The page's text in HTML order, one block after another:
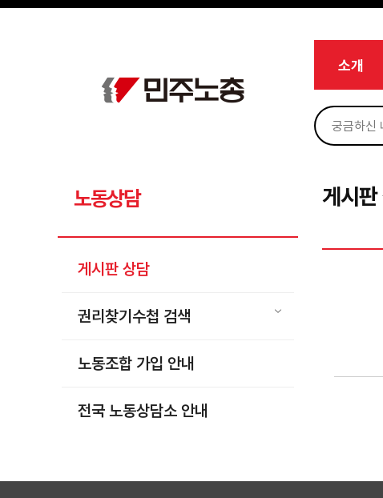
메뉴 건너뛰기
소개
노동상담
게시판 상담
권리찾기수첩 검색
노동조합 가입 안내
전국 노동상담소 안내
게시판
권리찾기수첩 검색
찾아보기
노동조합 가입 안내
Sketchbook5, 스케치북5
Sketchbook5, 스케치북5